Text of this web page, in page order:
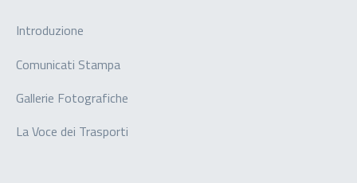
Introduzione
Comunicati Stampa
Gallerie Fotografiche
La Voce dei Trasporti